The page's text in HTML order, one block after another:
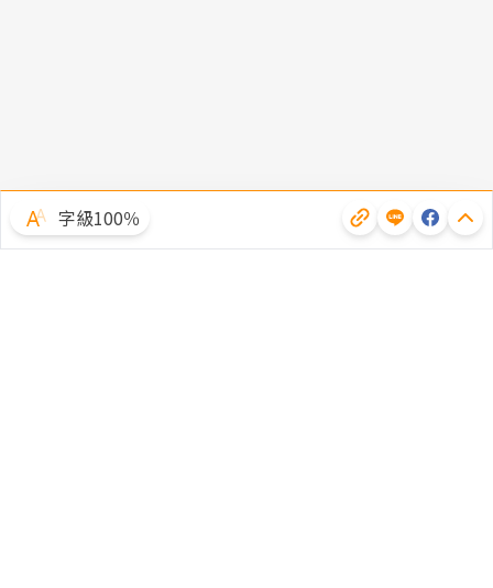
字級100％